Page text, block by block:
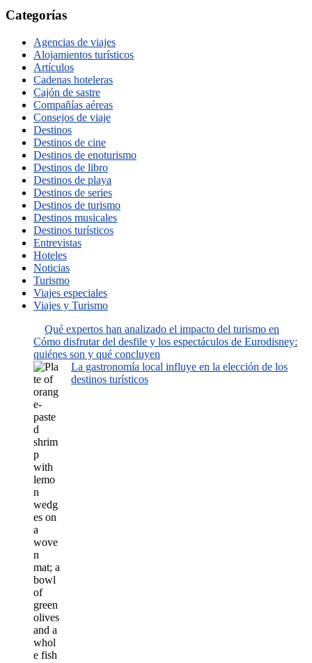
Categorías
Agencias de viajes
Alojamientos turísticos
Artículos
Cadenas hoteleras
Cajón de sastre
Compañías aéreas
Consejos de viaje
Destinos
Destinos de cine
Destinos de enoturismo
Destinos de libro
Destinos de playa
Destinos de series
Destinos de turismo
Destinos musicales
Destinos turísticos
Entrevistas
Hoteles
Noticias
Turismo
Viajes especiales
Viajes y Turismo
Qué expertos han analizado el impacto del turismo en
Cómo disfrutar del desfile y los espectáculos de Eurodisney:
quiénes son y qué concluyen
La gastronomía local influye en la elección de los
destinos turísticos